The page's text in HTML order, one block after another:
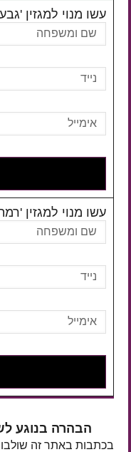
עשו מנוי למגזין
עשו מנוי למגזין
הבהרה בנוגע
בכתבות באתר זה